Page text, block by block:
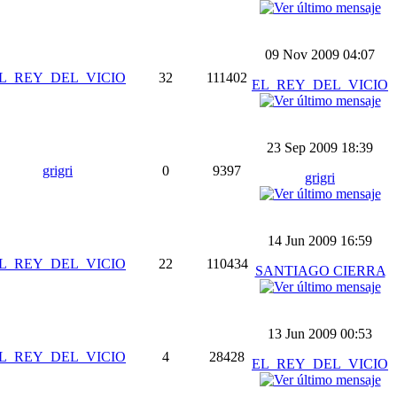
32 111402
09 Nov 2009 04:07
EL_REY_DEL_VICIO
grigri 0 9397
23 Sep 2009 18:39
grigri
22 110434
14 Jun 2009 16:59
SANTIAGO CIERRA
4 28428
13 Jun 2009 00:53
EL_REY_DEL_VICIO